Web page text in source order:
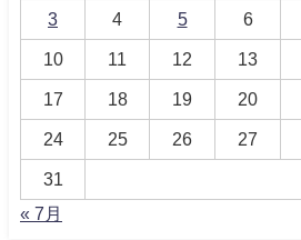
3 4 5 6
10 11 12 13
17 18 19 20
24 25 26 27
31
« 7月